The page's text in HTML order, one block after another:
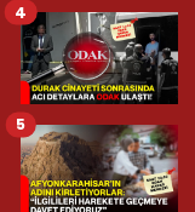
4
5